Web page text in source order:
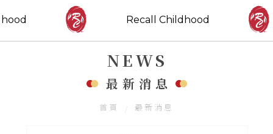
最新消息
Danny00203@yahoo.com.tw
Recall Childhood
NEWS
最新消息
首頁 最新消息